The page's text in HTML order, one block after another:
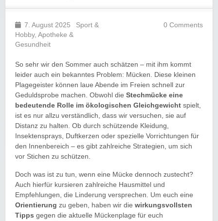
7. August 2025
Sport &
Hobby, Apotheke &
Gesundheit
0 Comments
So sehr wir den Sommer auch schätzen – mit ihm kommt
leider auch ein bekanntes Problem: Mücken. Diese kleinen
Plagegeister können laue Abende im Freien schnell zur
Geduldsprobe machen. Obwohl die Stechmücke eine
bedeutende Rolle im ökologischen Gleichgewicht spielt,
ist es nur allzu verständlich, dass wir versuchen, sie auf
Distanz zu halten. Ob durch schützende Kleidung,
Insektensprays, Duftkerzen oder spezielle Vorrichtungen für
den Innenbereich – es gibt zahlreiche Strategien, um sich
vor Stichen zu schützen.
Doch was ist zu tun, wenn eine Mücke dennoch zustecht?
Auch hierfür kursieren zahlreiche Hausmittel und
Empfehlungen, die Linderung versprechen. Um euch eine
Orientierung zu geben, haben wir die wirkungsvollsten
Tipps gegen die aktuelle Mückenplage für euch